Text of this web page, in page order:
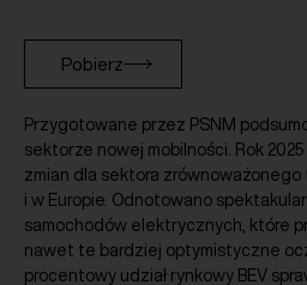
Pobierz
Przygotowane przez PSNM
sektorze nowej mobilności. Rok
zmian dla sektora zrównoważonego
i w Europie. Odnotowano
samochodów elektrycznych, które
nawet te bardziej optymistyczne
procentowy udział rynkowy BEV